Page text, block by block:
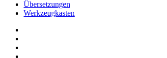
Übersetzungen
Werkzeugkasten